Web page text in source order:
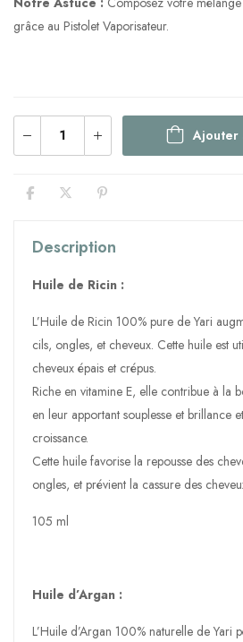
grâce au Pistolet Vaporisateur.
Ajouter
Description
Huile de Ricin :
L’Huile de Ricin 100% pure de Yari
cils, ongles, et cheveux. Cette huile est
cheveux épais et crépus.
Riche en vitamine E, elle contribue à la
en leur apportant souplesse et brillance
croissance.
Cette huile favorise la repousse des
ongles, et prévient la cassure des
105 ml
Huile d’Argan :
L’Huile d’Argan 100% naturelle de Yari